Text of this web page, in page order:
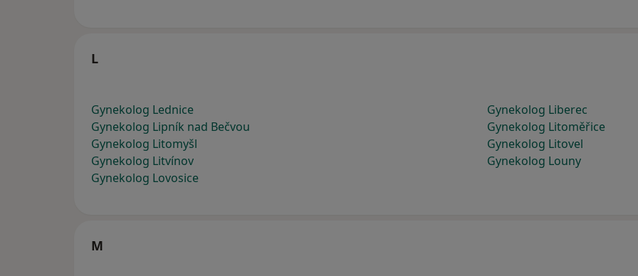
L
Gynekolog Lednice
Gynekolog Liberec
Gynekolog Lipník nad Bečvou
Gynekolog Litoměřice
Gynekolog Litomyšl
Gynekolog Litovel
Gynekolog Litvínov
Gynekolog Louny
Gynekolog Lovosice
M